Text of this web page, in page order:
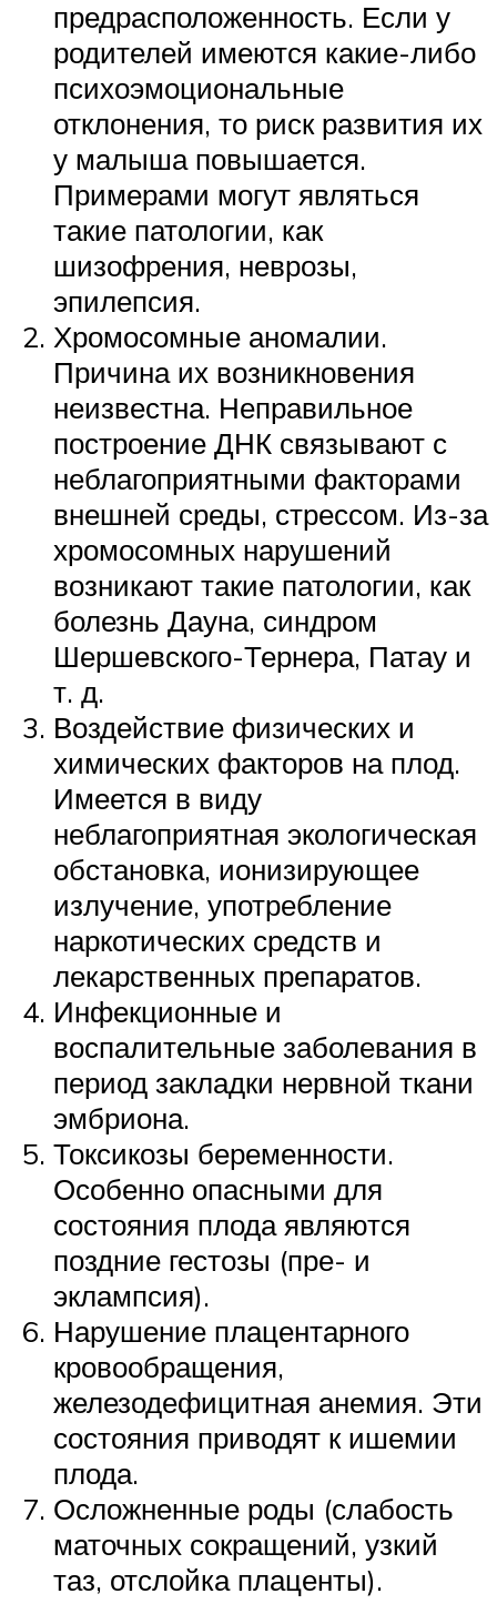
предрасположенность. Если у
родителей имеются какие-либо
психоэмоциональные
отклонения, то риск развития их
у малыша повышается.
Примерами могут являться
такие патологии, как
шизофрения, неврозы,
эпилепсия.
Хромосомные аномалии.
Причина их возникновения
неизвестна. Неправильное
построение ДНК связывают с
неблагоприятными факторами
внешней среды, стрессом. Из-за
хромосомных нарушений
возникают такие патологии, как
болезнь Дауна, синдром
Шершевского-Тернера, Патау и
т. д.
Воздействие физических и
химических факторов на плод.
Имеется в виду
неблагоприятная экологическая
обстановка, ионизирующее
излучение, употребление
наркотических средств и
лекарственных препаратов.
Инфекционные и
воспалительные заболевания в
период закладки нервной ткани
эмбриона.
Токсикозы беременности.
Особенно опасными для
состояния плода являются
поздние гестозы (пре- и
эклампсия).
Нарушение плацентарного
кровообращения,
железодефицитная анемия. Эти
состояния приводят к ишемии
плода.
Осложненные роды (слабость
маточных сокращений, узкий
таз, отслойка плаценты).